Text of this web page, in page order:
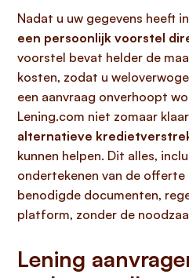
Nadat u uw gegevens heeft
een persoonlijk voorstel
voorstel bevat helder de
kosten, zodat u
een aanvraag onverhoopt
Lening.com niet zomaar
alternatieve
kunnen helpen. Dit alles,
ondertekenen van de offerte
benodigde documenten,
platform, zonder de
Lening